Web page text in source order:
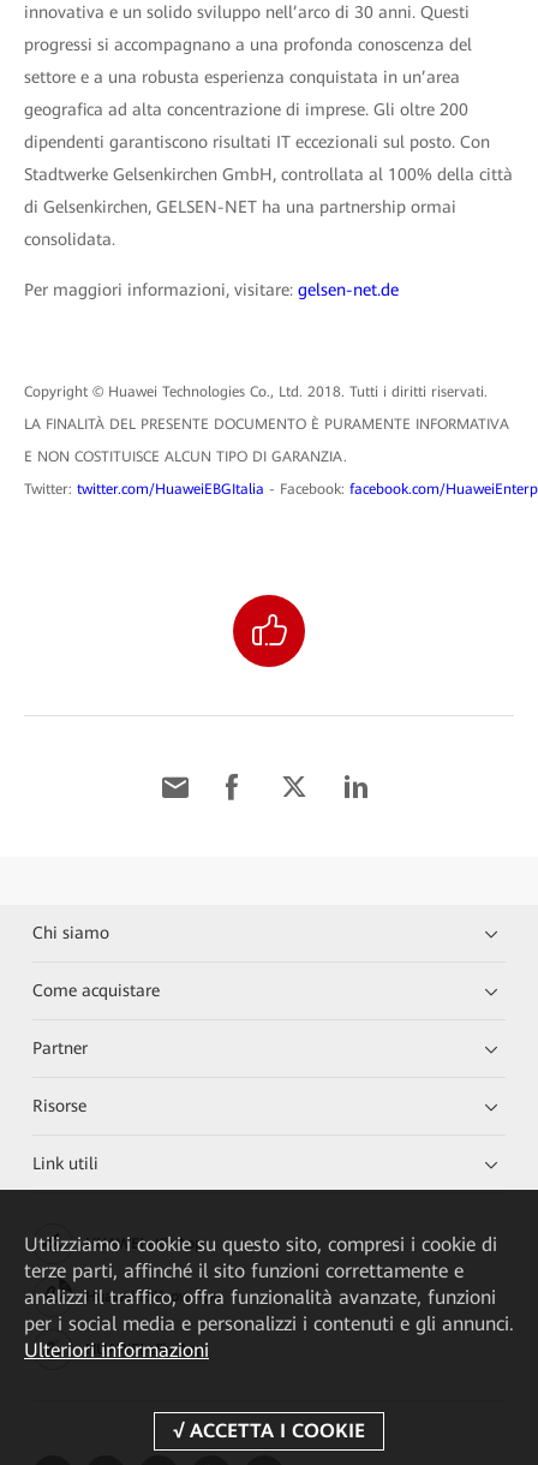
innovativa e un solido sviluppo nell’arco di 30 anni. Questi
progressi si accompagnano a una profonda conoscenza del
settore e a una robusta esperienza conquistata in un’area
geografica ad alta concentrazione di imprese. Gli oltre 200
dipendenti garantiscono risultati IT eccezionali sul posto. Con
Stadtwerke Gelsenkirchen GmbH, controllata al 100% della città
di Gelsenkirchen, GELSEN-NET ha una partnership ormai
consolidata.
Per maggiori informazioni, visitare: gelsen-net.de
Copyright © Huawei Technologies Co., Ltd. 2018. Tutti i diritti riservati.
LA FINALITÀ DEL PRESENTE DOCUMENTO È PURAMENTE INFORMATIVA
E NON COSTITUISCE ALCUN TIPO DI GARANZIA.
Twitter: twitter.com/HuaweiEBGItalia - Facebook: facebook.com/
Chi siamo
Come acquistare
Partner
Risorse
Link utili
HUAWEI eKit App
Huawei HiKnow App
HUAWEI eFly App
Utilizziamo i cookie su questo sito, compresi i cookie di
terze parti, affinché il sito funzioni correttamente e
analizzi il traffico, offra funzionalità avanzate, funzioni
per i social media e personalizzi i contenuti e gli annunci.
Ulteriori informazioni